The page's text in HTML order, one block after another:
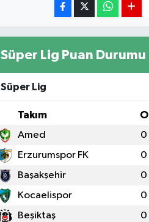
Süper Lig Puan Durumu
Süper Lig
Takım O
Amed 0
Erzurumspor FK 0
Başakşehir 0
Kocaelispor 0
Beşiktaş 0